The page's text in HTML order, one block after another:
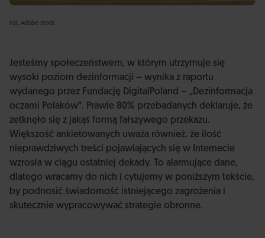
Fot. Adobe Stock
Jesteśmy społeczeństwem, w którym utrzymuje się
wysoki poziom dezinformacji – wynika z raportu
wydanego przez Fundację DigitalPoland – „Dezinformacja
oczami Polaków”. Prawie 80% przebadanych deklaruje, że
zetknęło się z jakąś formą fałszywego przekazu.
Większość ankietowanych uważa również, że ilość
nieprawdziwych treści pojawiających się w Internecie
wzrosła w ciągu ostatniej dekady. To alarmujące dane,
dlatego wracamy do nich i cytujemy w poniższym tekście,
by podnosić świadomość istniejącego zagrożenia i
skutecznie wypracowywać strategie obronne.